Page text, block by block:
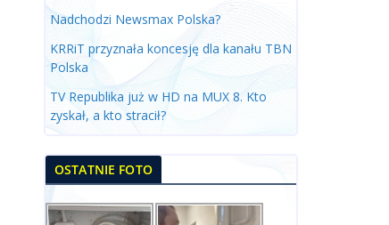
Nadchodzi Newsmax Polska?
KRRiT przyznała koncesję dla kanału TBN
Polska
TV Republika już w HD na MUX 8. Kto
zyskał, a kto stracił?
OSTATNIE FOTO